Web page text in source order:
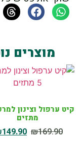
מוצרים
מתזים
₪169.90
149.90